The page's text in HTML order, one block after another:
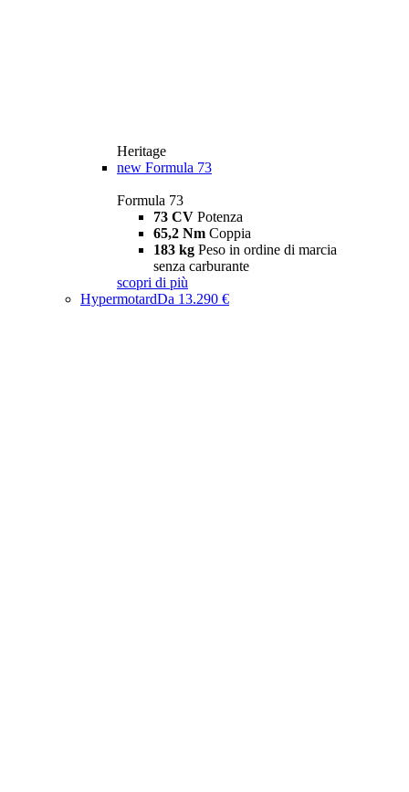
Heritage
new Formula 73
Formula 73
73 CV Potenza
65,2 Nm Coppia
183 kg Peso in ordine di marcia
senza carburante
scopri di più
HypermotardDa 13.290 €